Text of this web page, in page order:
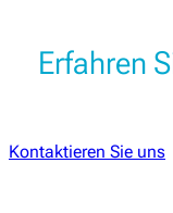
Erfahren
Kontaktieren Sie uns